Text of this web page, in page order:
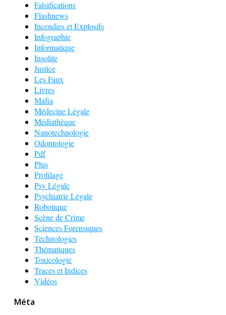
Falsifications
Flashnews
Incendies et Explosifs
Infographie
Informatique
Insolite
Justice
Les Faux
Livres
Mafia
Médecine Légale
Médiathèque
Nanotechnologie
Odontologie
Pdf
Plus
Profilage
Psy Légale
Psychiatrie Légale
Robotique
Scène de Crime
Sciences Forensiques
Technologies
Thématiques
Toxicologie
Traces et Indices
Vidéos
Méta